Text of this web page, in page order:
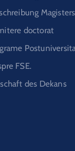
doctorat
FSE.
des Dekans